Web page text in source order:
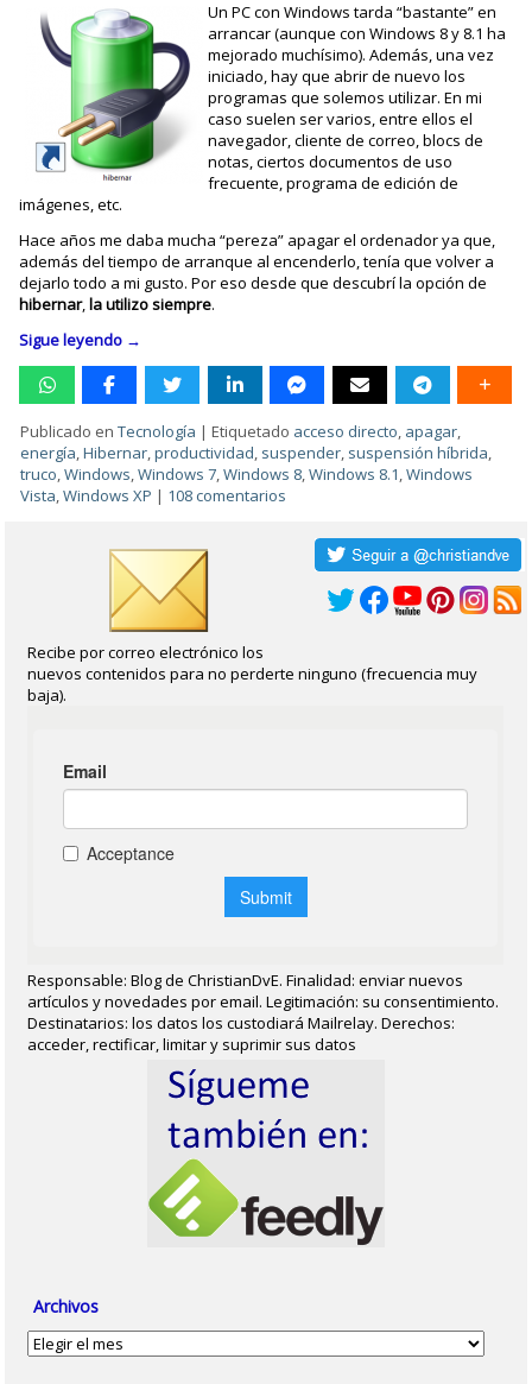
Un PC con Windows tarda “bastante” en
arrancar (aunque con Windows 8 y 8.1 ha
mejorado muchísimo). Además, una vez
iniciado, hay que abrir de nuevo los
programas que solemos utilizar. En mi
caso suelen ser varios, entre ellos el
navegador, cliente de correo, blocs de
notas, ciertos documentos de uso
frecuente, programa de edición de
imágenes, etc.
Hace años me daba mucha “pereza” apagar el ordenador ya que,
además del tiempo de arranque al encenderlo, tenía que volver a
dejarlo todo a mi gusto. Por eso desde que descubrí la opción de
hibernar,la utilizo siempre.
Sigue leyendo →
Publicado en Tecnología |Etiquetado acceso directo, apagar,
energía,Hibernar,productividad, suspender, suspensión híbrida,
truco,Windows,Windows 7,Windows 8,Windows 8.1,Windows
Vista,Windows XP | 108 comentarios
Recibe por correo electrónico los
nuevos contenidos para no perderte ninguno (frecuencia muy
baja).
Responsable: Blog de ChristianDvE. Finalidad: enviar nuevos
artículos y novedades por email. Legitimación: su consentimiento.
Destinatarios: los datos los custodiará Mailrelay. Derechos:
acceder, rectificar, limitar y suprimir sus datos
Archivos
Archivos